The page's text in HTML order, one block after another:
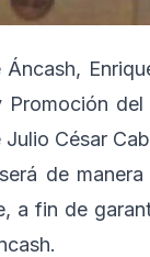
César
de
a fin de